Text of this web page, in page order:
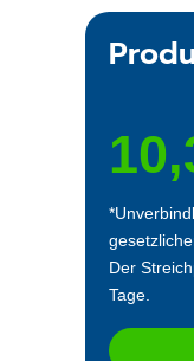
Der
Tage.